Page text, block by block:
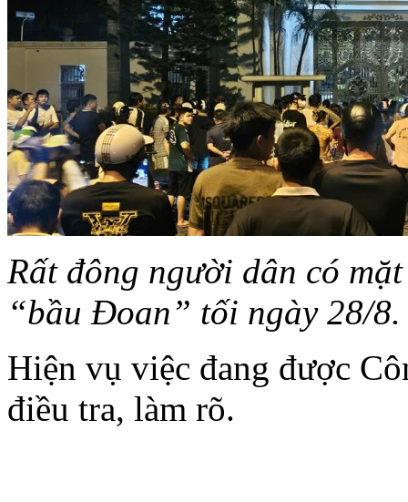
Rất đông người dân có
“bầu Đoan” tối ngày 28/8.
Hiện vụ việc đang được
điều tra, làm rõ.